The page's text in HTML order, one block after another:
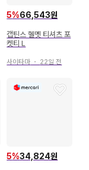
5%66,543원
캡틴스 헬멧 티셔츠 포
켓티 L
사이타마 ・ 22일 전
5%34,824원